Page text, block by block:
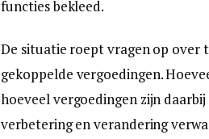
functies bekleed.
De situatie roept vragen op over
gekoppelde vergoedingen.
hoeveel vergoedingen zijn
verbetering en verandering